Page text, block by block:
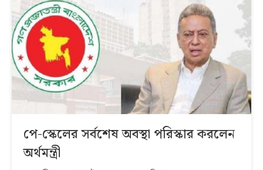
পে-স্কেলের সর্বশেষ অবস্থা পরিস্কার করলেন
অর্থমন্ত্রী